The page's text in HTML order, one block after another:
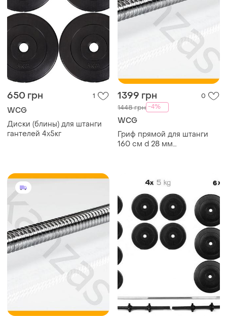
650 грн 1
WCG
Диски (блины) для штанги
гантелей 4х5кг
1399 грн 0
1448 грн -4%
WCG
Гриф прямой для штанги
160 см d 28 мм